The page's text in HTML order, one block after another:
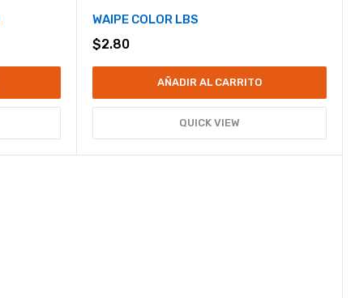
WAIPE COLOR LBS
$2.80
AÑADIR AL CARRITO
QUICK VIEW